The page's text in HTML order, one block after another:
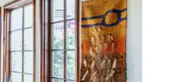
со допирање или со лизгање.